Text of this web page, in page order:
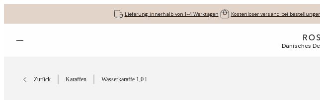
Lieferung innerhalb von 1-4 Werktagen Kostenloser versand bei
Menü öffnen Dänisches
Zurück Karaffen Wasserkaraffe 1,0 l